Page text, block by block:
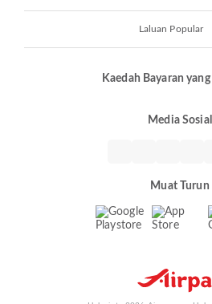
Laluan Popular
Kaedah Bayaran
Media Sosial
Muat Turun